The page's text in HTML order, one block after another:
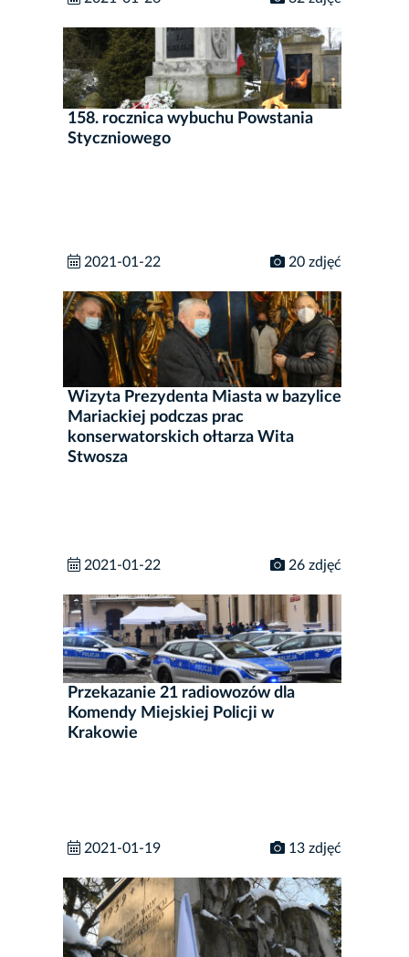
158. rocznica wybuchu Powstania
Styczniowego
2021-01-22 20 zdjęć
Wizyta Prezydenta Miasta w bazylice
Mariackiej podczas prac
konserwatorskich ołtarza Wita
Stwosza
2021-01-22 26 zdjęć
Przekazanie 21 radiowozów dla
Komendy Miejskiej Policji w
Krakowie
2021-01-19 13 zdjęć